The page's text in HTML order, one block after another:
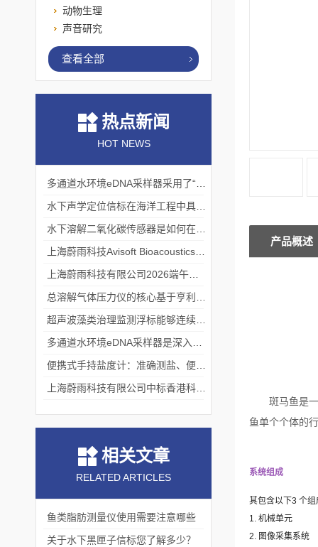
产品概述
斑马鱼是
鱼单个个体的
系统组成
其包含以下3 个组
1. 机械单元
2. 图像采集系统
动物生理
声音研究
查看全部
热点新闻
HOT NEWS
相关文章
RELATED ARTICLES
鱼类脂肪测量仪使用需要注意哪些
关于水下黑匣子信标您了解多少？